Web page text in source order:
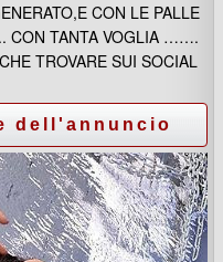
CON LE PALLE
CON TANTA VOGLIA …….
TROVARE SUI SOCIAL